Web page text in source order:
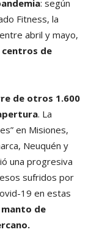
: según
Fitness, la
abril y mayo,
centros de
de otros 1.600
. La
en Misiones,
Neuquén y
una progresiva
sufridos por
19 en estas
manto de